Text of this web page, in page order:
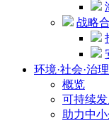
战略
环境·社会·治理
概览
可持续发
助力中